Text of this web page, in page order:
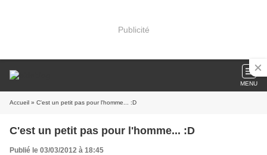
Publicité
MENU
Accueil » C'est un petit pas pour l'homme... :D
C'est un petit pas pour l'homme... :D
Publié le 03/03/2012 à 18:45